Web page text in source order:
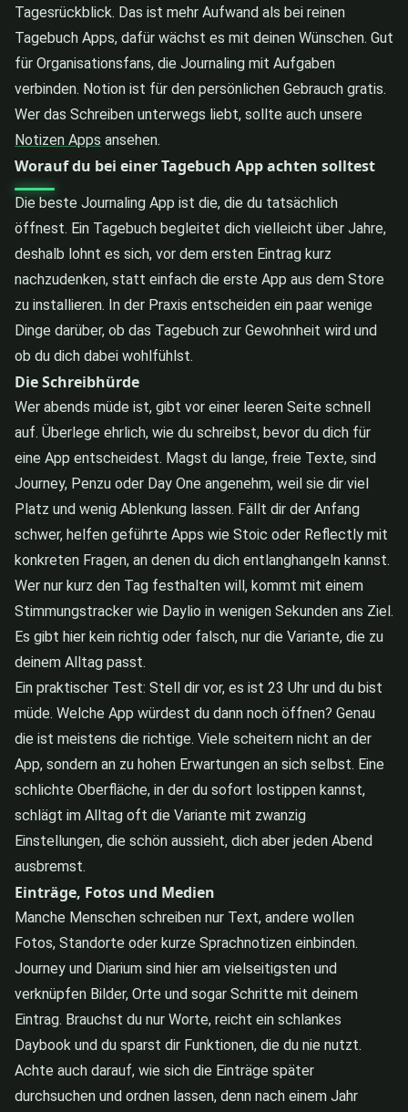
Tagesrückblick. Das ist mehr Aufwand als bei reinen
Tagebuch Apps, dafür wächst es mit deinen Wünschen. Gut
für Organisationsfans, die Journaling mit Aufgaben
verbinden. Notion ist für den persönlichen Gebrauch gratis.
Wer das Schreiben unterwegs liebt, sollte auch unsere
Notizen Apps ansehen.
Worauf du bei einer Tagebuch App achten solltest
Die beste Journaling App ist die, die du tatsächlich
öffnest. Ein Tagebuch begleitet dich vielleicht über Jahre,
deshalb lohnt es sich, vor dem ersten Eintrag kurz
nachzudenken, statt einfach die erste App aus dem Store
zu installieren. In der Praxis entscheiden ein paar wenige
Dinge darüber, ob das Tagebuch zur Gewohnheit wird und
ob du dich dabei wohlfühlst.
Die Schreibhürde
Wer abends müde ist, gibt vor einer leeren Seite schnell
auf. Überlege ehrlich, wie du schreibst, bevor du dich für
eine App entscheidest. Magst du lange, freie Texte, sind
Journey, Penzu oder Day One angenehm, weil sie dir viel
Platz und wenig Ablenkung lassen. Fällt dir der Anfang
schwer, helfen geführte Apps wie Stoic oder Reflectly mit
konkreten Fragen, an denen du dich entlanghangeln kannst.
Wer nur kurz den Tag festhalten will, kommt mit einem
Stimmungstracker wie Daylio in wenigen Sekunden ans Ziel.
Es gibt hier kein richtig oder falsch, nur die Variante, die zu
deinem Alltag passt.
Ein praktischer Test: Stell dir vor, es ist 23 Uhr und du bist
müde. Welche App würdest du dann noch öffnen? Genau
die ist meistens die richtige. Viele scheitern nicht an der
App, sondern an zu hohen Erwartungen an sich selbst. Eine
schlichte Oberfläche, in der du sofort lostippen kannst,
schlägt im Alltag oft die Variante mit zwanzig
Einstellungen, die schön aussieht, dich aber jeden Abend
ausbremst.
Einträge, Fotos und Medien
Manche Menschen schreiben nur Text, andere wollen
Fotos, Standorte oder kurze Sprachnotizen einbinden.
Journey und Diarium sind hier am vielseitigsten und
verknüpfen Bilder, Orte und sogar Schritte mit deinem
Eintrag. Brauchst du nur Worte, reicht ein schlankes
Daybook und du sparst dir Funktionen, die du nie nutzt.
Achte auch darauf, wie sich die Einträge später
durchsuchen und ordnen lassen, denn nach einem Jahr